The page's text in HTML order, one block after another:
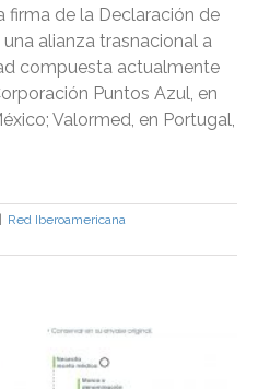
firma de la Declaración de
alianza trasnacional a
compuesta actualmente
Puntos Azul, en
Valormed, en Portugal,
| Red Iberoamericana